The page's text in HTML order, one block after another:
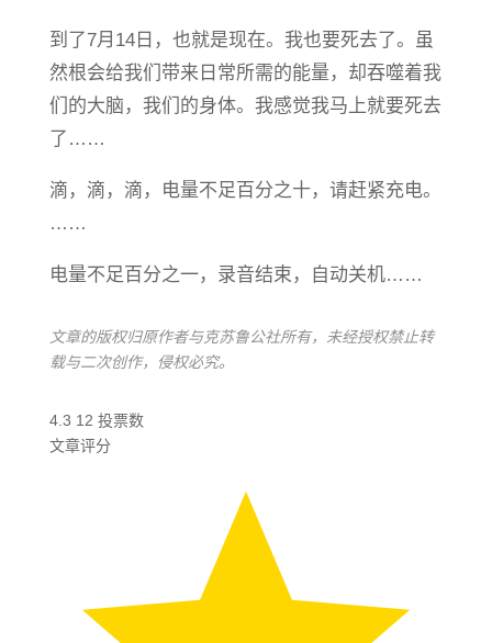
到了7月14日，也就是现在。我也要死去了。虽
然根会给我们带来日常所需的能量，却吞噬着我
们的大脑，我们的身体。我感觉我马上就要死去
了……
滴，滴，滴，电量不足百分之十，请赶紧充电。
……
电量不足百分之一，录音结束，自动关机……
文章的版权归原作者与克苏鲁公社所有，未经授权禁止转
载与二次创作，侵权必究。
4.3 12 投票数
文章评分